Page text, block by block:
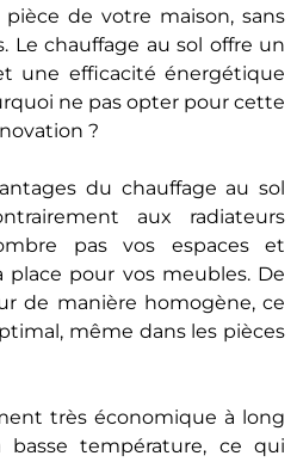
de votre maison, sans
Le chauffage au sol offre un
une efficacité énergétique
ne pas opter pour cette
?
du chauffage au sol
aux radiateurs
pas vos espaces et
pour vos meubles. De
de manière homogène, ce
même dans les pièces
très économique à long
température, ce qui